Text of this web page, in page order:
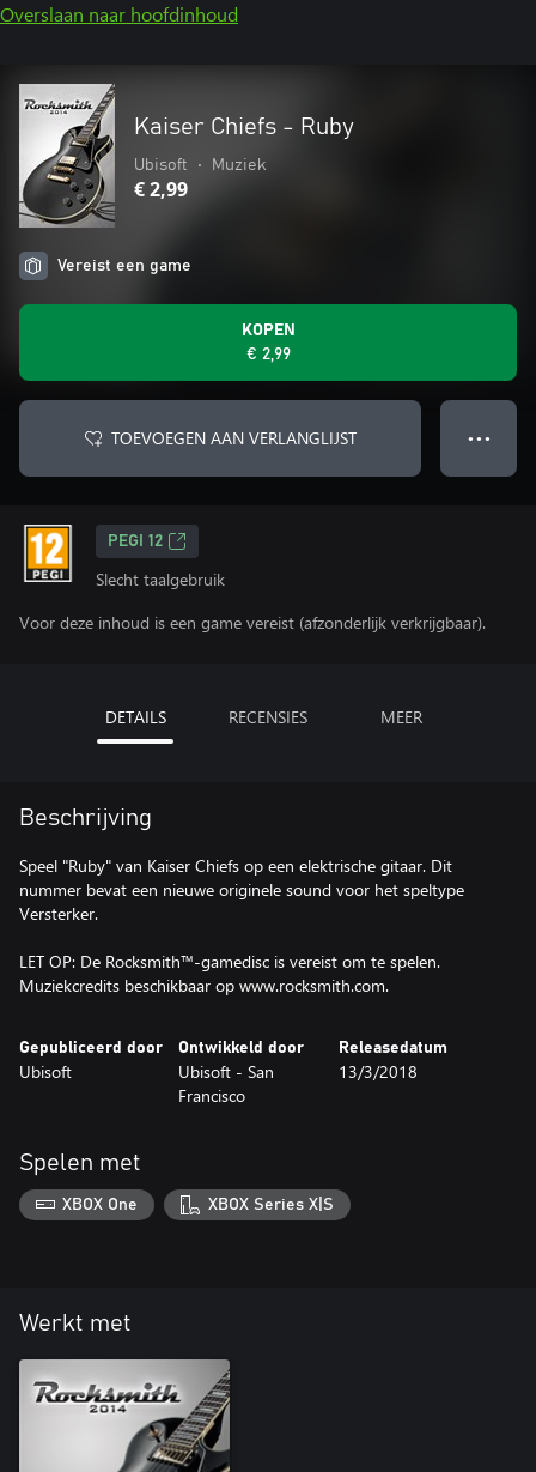
Overslaan naar hoofdinhoud
Kaiser Chiefs - Ruby
Ubisoft • Muziek
€ 2,99
Vereist een game
KOPEN
€ 2,99
TOEVOEGEN AAN VERLANGLIJST ● ● ●
PEGI 12
Slecht taalgebruik
Voor deze inhoud is een game vereist (afzonderlijk verkrijgbaar).
DETAILS RECENSIES MEER
Beschrijving
Speel "Ruby" van Kaiser Chiefs op een elektrische gitaar. Dit
nummer bevat een nieuwe originele sound voor het speltype
Versterker.
LET OP: De Rocksmith™-gamedisc is vereist om te spelen.
Muziekcredits beschikbaar op www.rocksmith.com.
Gepubliceerd door
Ubisoft
Ontwikkeld door
Ubisoft - San
Francisco
Releasedatum
13/3/2018
Spelen met
XBOX One XBOX Series X|S
Werkt met